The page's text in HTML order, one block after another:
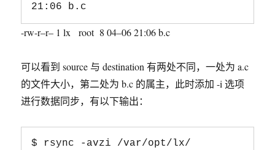
-rw-r–r– 1 lx root 8 04–06 21:06b.c
可以看到 source 与 destination 有两处不同，一处为 a.c
的文件大小，第二处为 b.c 的属主，此时添加 -i 选项
进行数据同步，有以下输出：
$ rsync -avzi /var/opt/lx/